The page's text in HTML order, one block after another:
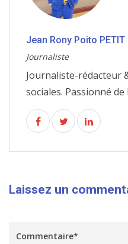
Jean Rony Poito PETIT
Journaliste
Journaliste-rédacteur
sociales. Passionné
Laissez un